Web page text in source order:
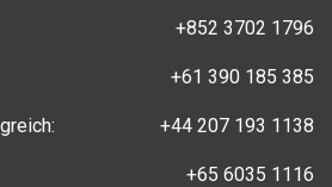
+852 3702 1796
+61 390 185 385
+44 207 193 1138
+65 6035 1116